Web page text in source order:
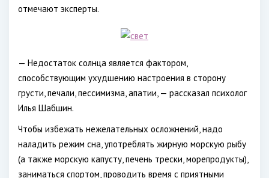
отмечают эксперты.
— Недостаток солнца является фактором,
способствующим ухудшению настроения в сторону
грусти, печали, пессимизма, апатии, — рассказал психолог
Илья Шабшин.
Чтобы избежать нежелательных осложнений, надо
наладить режим сна, употреблять жирную морскую рыбу
(а также морскую капусту, печень трески, морепродукты),
заниматься спортом, проводить время с приятными